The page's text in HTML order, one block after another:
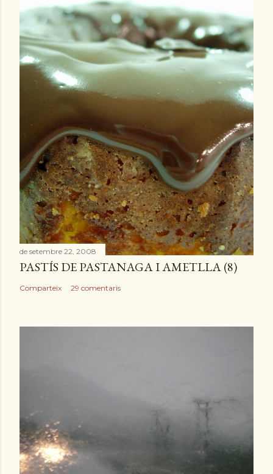
de setembre 22, 2008
PASTÍS DE PASTANAGA I AMETLLA (8)
Comparteix 29 comentaris